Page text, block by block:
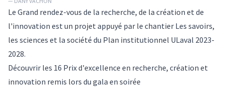
Le Grand rendez-vous de la recherche, de la création et de
l'innovation est un projet appuyé par le chantier Les savoirs,
les sciences et la société du Plan institutionnel ULaval 2023-
2028.
Découvrir les 16 Prix d'excellence en recherche, création et
innovation remis lors du gala en soirée